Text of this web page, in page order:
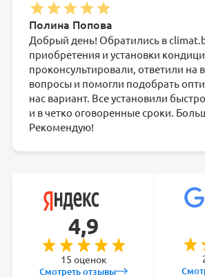
Полина Попова
Добрый день! Обратились в
приобретения и установки
проконсультировали, ответили на
вопросы и помогли подобрать
нас вариант. Все установили
и в четко оговоренные сроки.
Рекомендую!
4,9
15 оценок
Смотреть отзывы